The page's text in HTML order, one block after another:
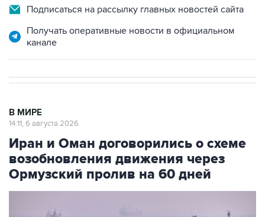
Подписаться на рассылку главных новостей сайта
Получать оперативные новости в официальном
канале
В МИРЕ
14:11, 6 августа 2026
Иран и Оман договорились о схеме
возобновления движения через
Ормузский пролив на 60 дней